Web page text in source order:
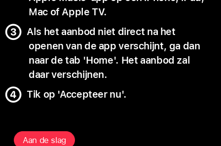
Mac of Apple TV.
Als het aanbod niet direct na het
openen van de app verschijnt, ga dan
naar de tab 'Home'. Het aanbod zal
daar verschijnen.
Tik op 'Accepteer nu'.
Aan de slag